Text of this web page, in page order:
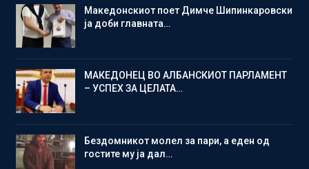
Македонскиот поет Димче Шипинкаровски
ја доби главната…
МАКЕДОНЕЦ ВО АЛБАНСКИОТ ПАРЛАМЕНТ
– УСПЕХ ЗА ЦЕЛАТА…
Бездомникот молел за пари, а еден од
гостите му ја дал…